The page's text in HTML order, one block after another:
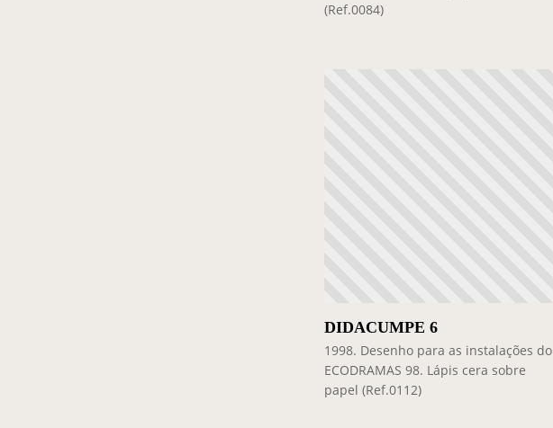
(Ref.0084)
DIDACUMPE 6
1998. Desenho para as instalações do
ECODRAMAS 98. Lápis cera sobre
papel (Ref.0112)